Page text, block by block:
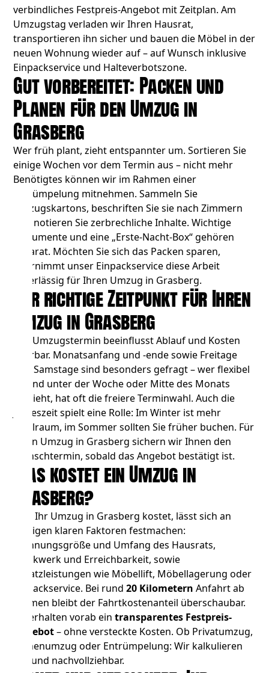
verbindliches Festpreis-Angebot mit Zeitplan. Am
Umzugstag verladen wir Ihren Hausrat,
transportieren ihn sicher und bauen die Möbel in der
neuen Wohnung wieder auf – auf Wunsch inklusive
Einpackservice und Halteverbotszone.
Gut vorbereitet: Packen und
Planen für den Umzug in
Grasberg
Wer früh plant, zieht entspannter um. Sortieren Sie
einige Wochen vor dem Termin aus – nicht mehr
Benötigtes können wir im Rahmen einer
Entrümpelung mitnehmen. Sammeln Sie
Umzugskartons, beschriften Sie sie nach Zimmern
und notieren Sie zerbrechliche Inhalte. Wichtige
Dokumente und eine „Erste-Nacht-Box“ gehören
separat. Möchten Sie sich das Packen sparen,
übernimmt unser Einpackservice diese Arbeit
zuverlässig für Ihren Umzug in Grasberg.
Der richtige Zeitpunkt für Ihren
Umzug in Grasberg
Der Umzugstermin beeinflusst Ablauf und Kosten
spürbar. Monatsanfang und -ende sowie Freitage
und Samstage sind besonders gefragt – wer flexibel
ist und unter der Woche oder Mitte des Monats
umzieht, hat oft die freiere Terminwahl. Auch die
Jahreszeit spielt eine Rolle: Im Winter ist mehr
Spielraum, im Sommer sollten Sie früher buchen. Für
Ihren Umzug in Grasberg sichern wir Ihnen den
Wunschtermin, sobald das Angebot bestätigt ist.
Was kostet ein Umzug in
Grasberg?
Was Ihr Umzug in Grasberg kostet, lässt sich an
wenigen klaren Faktoren festmachen:
Wohnungsgröße und Umfang des Hausrats,
Stockwerk und Erreichbarkeit, sowie
Zusatzleistungen wie Möbellift, Möbellagerung oder
Einpackservice. Bei rund20 Kilometern Anfahrt ab
Bremen bleibt der Fahrtkostenanteil überschaubar.
Sie erhalten vorab eintransparentes Festpreis-
Angebot– ohne versteckte Kosten. Ob Privatumzug,
Firmenumzug oder Entrümpelung: Wir kalkulieren
fair und nachvollziehbar.